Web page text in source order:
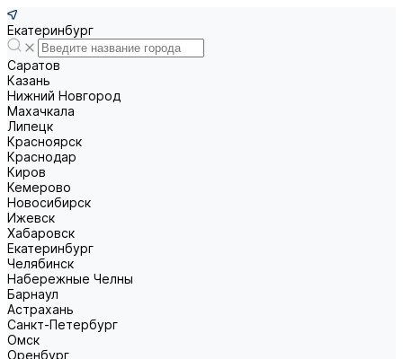
Екатеринбург
Саратов
Казань
Нижний Новгород
Махачкала
Липецк
Красноярск
Краснодар
Киров
Кемерово
Новосибирск
Ижевск
Хабаровск
Екатеринбург
Челябинск
Набережные Челны
Барнаул
Астрахань
Санкт-Петербург
Омск
Оренбург